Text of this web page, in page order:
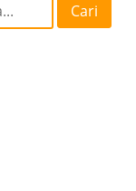
Cari